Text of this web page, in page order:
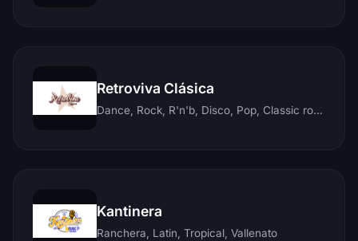
Retroviva Clásica
Dance, Rock, R'n'b, Disco, Pop, Classic rock, Techno, Reggae
Kantinera
Ranchera, Latin, Tropical, Vallenato